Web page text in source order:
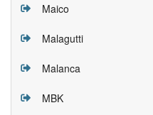
Maico
Malagutti
Malanca
MBK